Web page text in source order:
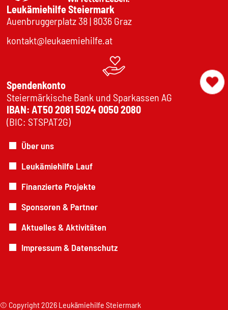
Leukämiehilfe Steiermark
Auenbruggerplatz 38 | 8036 Graz
kontakt@leukaemiehilfe.at
Spendenkonto
Steiermärkische Bank und Sparkassen AG
IBAN: AT50 2081 5024 0050 2080
(BIC: STSPAT2G)
Über uns
Leukämiehilfe Lauf
Finanzierte Projekte
Sponsoren & Partner
Aktuelles & Aktivitäten
Impressum & Datenschutz
© Copyright 2026 Leukämiehilfe Steiermark